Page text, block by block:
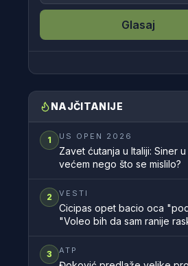
Glasaj
NAJČITANIJE
1 US OPEN 2026
Zavet ćutanja u Italiji: Siner
većem nego što se mislilo?
2 VESTI
Cicipas opet bacio oca
"Voleo bih da sam ranije
3 ATP